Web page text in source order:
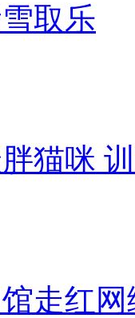
取乐
猫咪
走红网